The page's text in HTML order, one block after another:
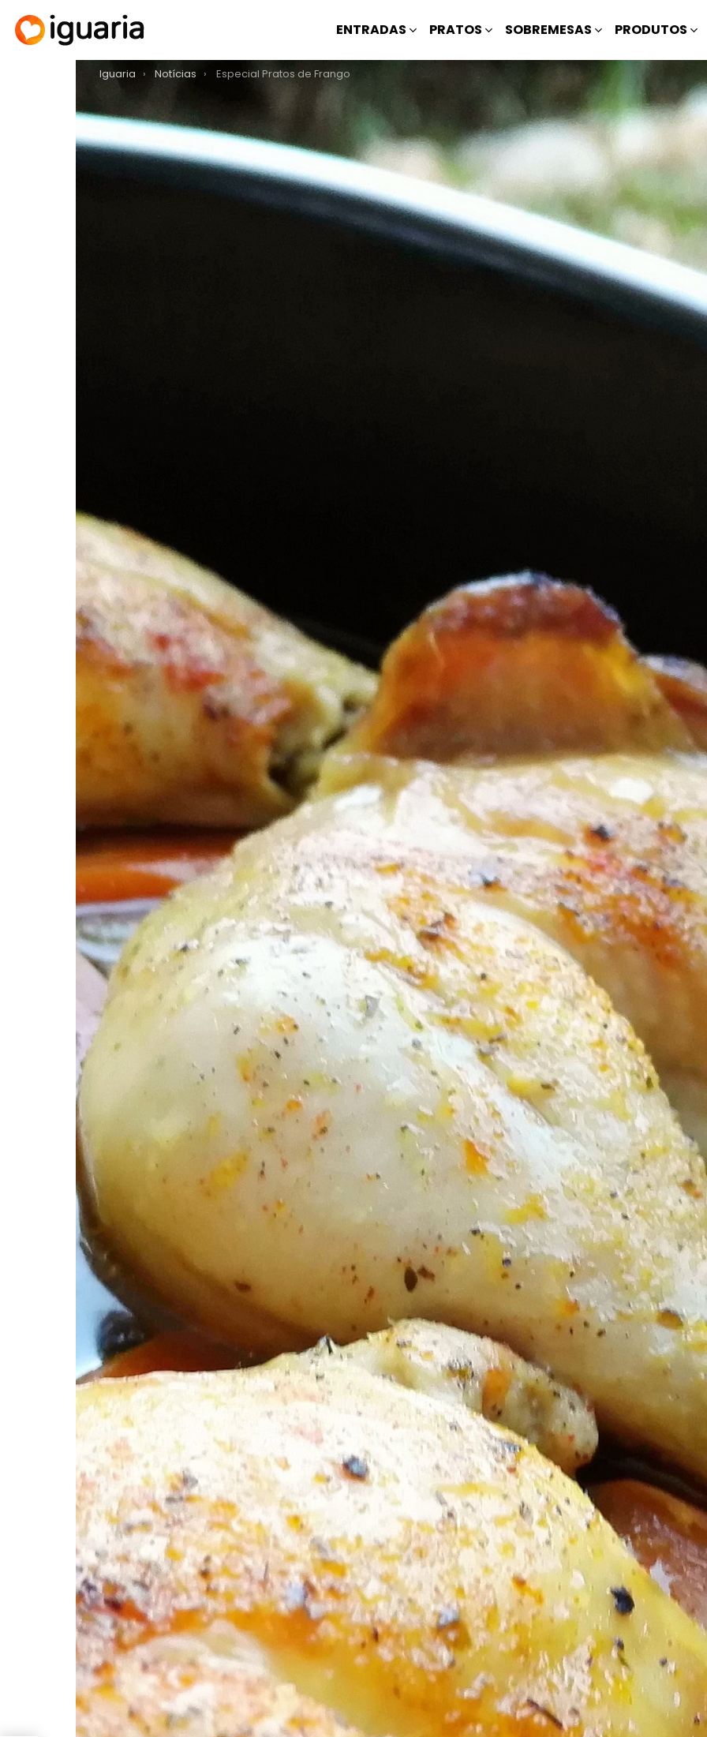
ENTRADAS PRATOS SOBREMESAS PRODUTOS
You are here:
Iguaria Notícias Especial Pratos de Frango